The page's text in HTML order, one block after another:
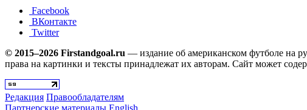
Facebook
ВКонтакте
Twitter
© 2015–2026 Firstandgoal.ru — издание об американском футболе на
права на картинки и тексты принадлежат их авторам. Сайт может
Редакция Правообладателям